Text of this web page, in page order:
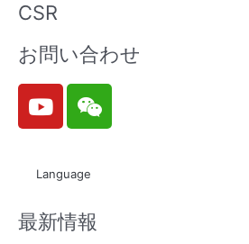
CSR
お問い合わせ
Y
o
u
b
e
W
e
i
n
Language
最新情報